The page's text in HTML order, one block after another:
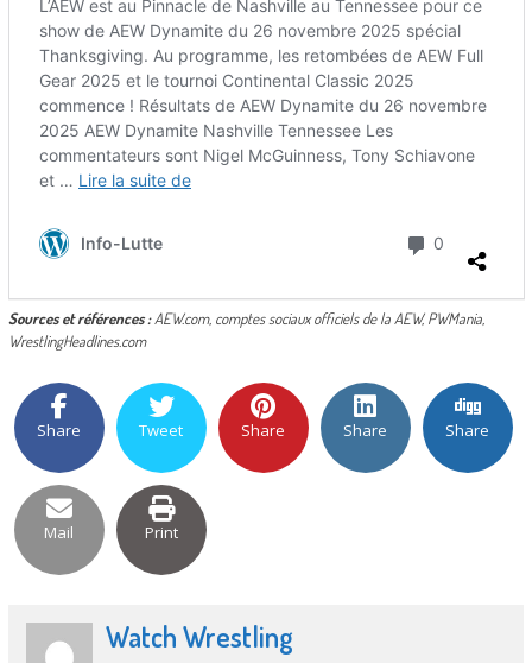
Sources et références :AEW.com, comptes sociaux officiels de la AEW, PWMania,
WrestlingHeadlines.com
Share Tweet Share Share Share
Mail Print
Watch Wrestling